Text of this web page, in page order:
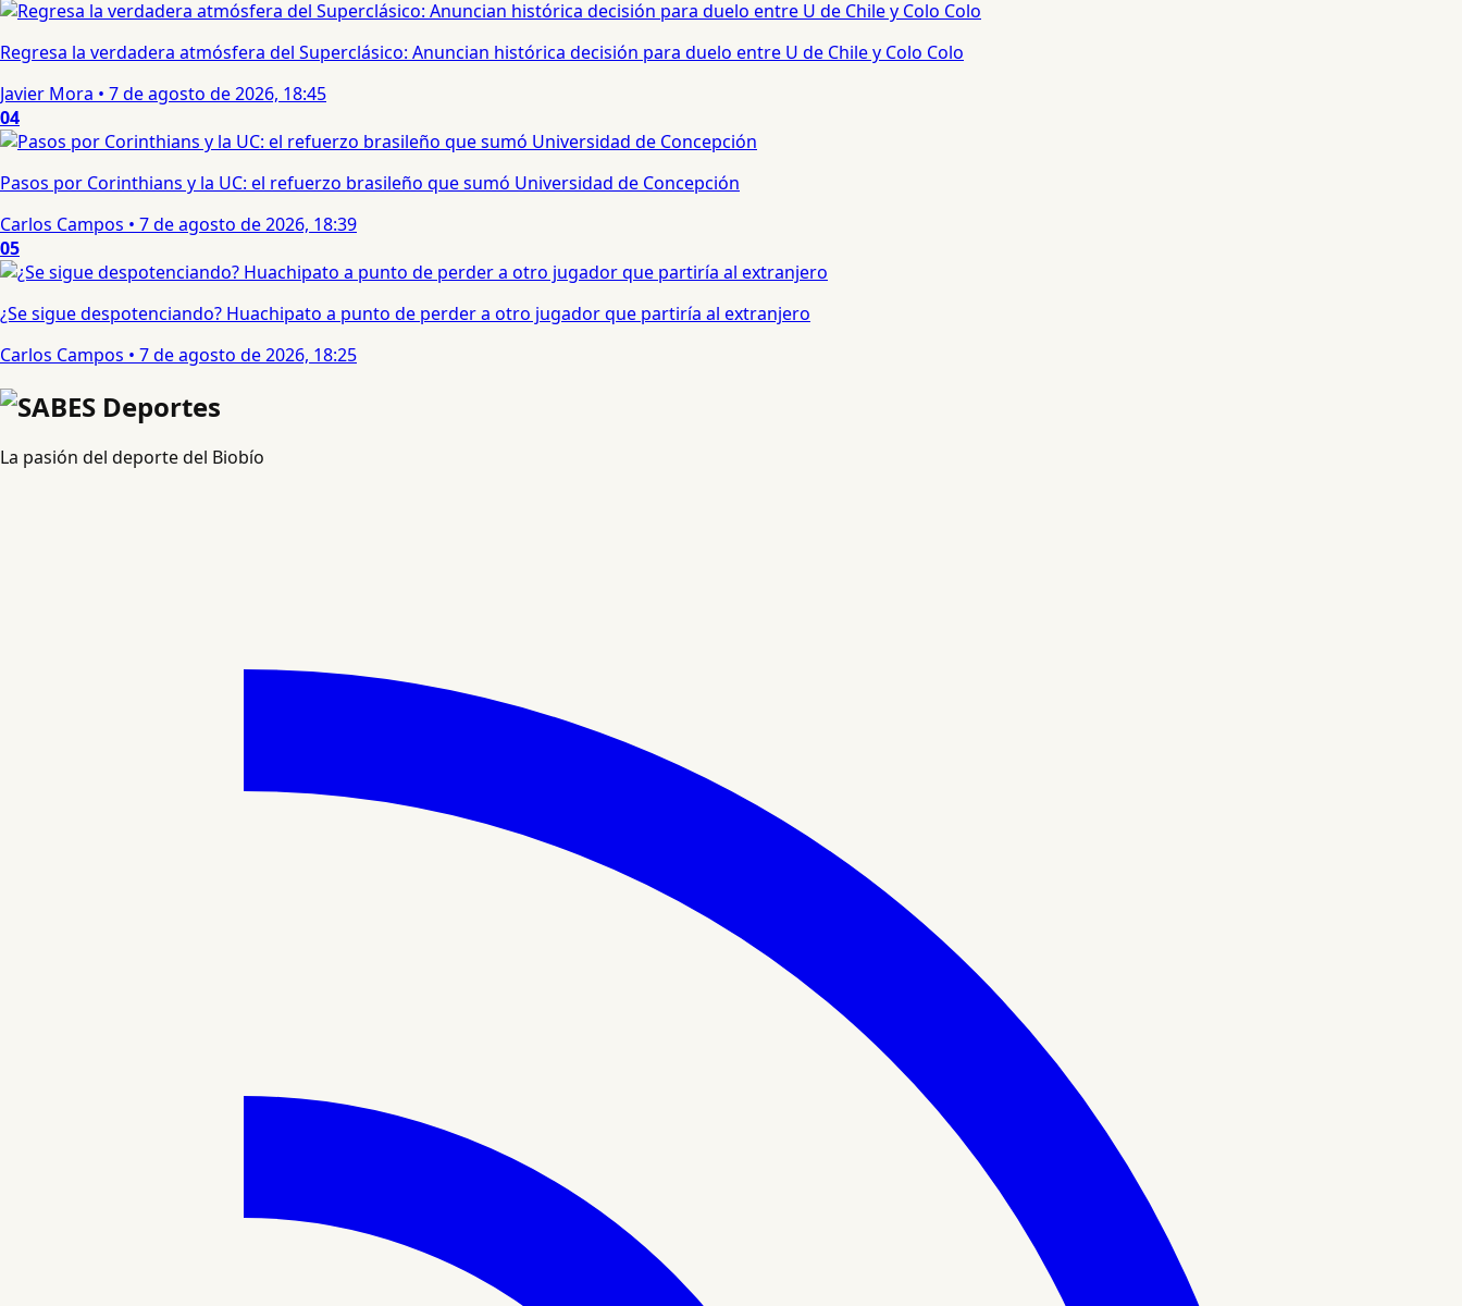
Regresa la verdadera atmósfera del Superclásico: Anuncian histórica decisión para duelo entre U de Chile y Colo Colo
Javier Mora • 7 de agosto de 2026, 18:45
04
Pasos por Corinthians y la UC: el refuerzo brasileño que sumó Universidad de Concepción
Carlos Campos • 7 de agosto de 2026, 18:39
05
¿Se sigue despotenciando? Huachipato a punto de perder a otro jugador que partiría al extranjero
Carlos Campos • 7 de agosto de 2026, 18:25
La pasión del deporte del Biobío